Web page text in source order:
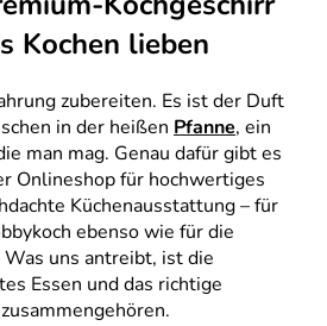
Kochen lieben
zubereiten. Es ist der Duft
in der heißen Pfanne, ein
man mag. Genau dafür gibt es
Onlineshop für hochwertiges
Küchenausstattung – für
ebenso wie für die
uns antreibt, ist die
Essen und das richtige